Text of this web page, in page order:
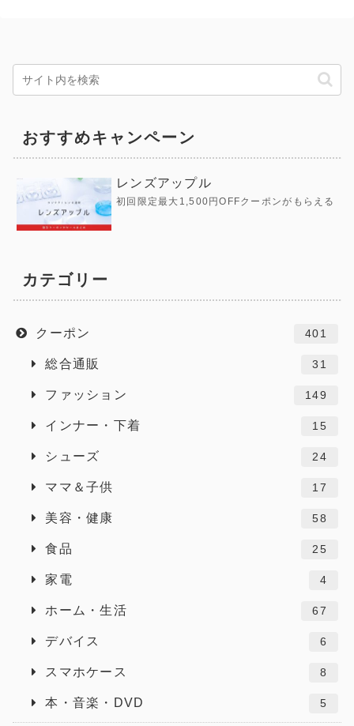
おすすめキャンペーン
レンズアップル
初回限定最大1,500円OFFクーポンがもらえる
カテゴリー
クーポン 401
総合通販 31
ファッション 149
インナー・下着 15
シューズ 24
ママ＆子供 17
美容・健康 58
食品 25
家電 4
ホーム・生活 67
デバイス 6
スマホケース 8
本・音楽・DVD 5